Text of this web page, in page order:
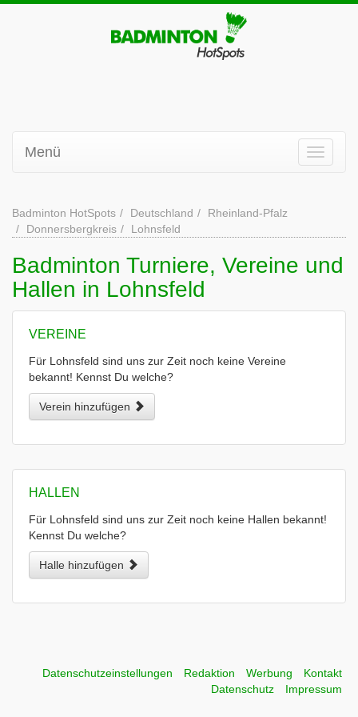
Menü
Badminton HotSpots Deutschland
Rheinland-Pfalz
Donnersbergkreis
Lohnsfeld
Badminton Turniere, Vereine und
Hallen in Lohnsfeld
VEREINE
Für Lohnsfeld sind uns zur Zeit noch keine Vereine
bekannt! Kennst Du welche?
Verein hinzufügen
HALLEN
Für Lohnsfeld sind uns zur Zeit noch keine Hallen bekannt!
Kennst Du welche?
Halle hinzufügen
Datenschutzeinstellungen Redaktion Werbung
Kontakt
Datenschutz
Impressum